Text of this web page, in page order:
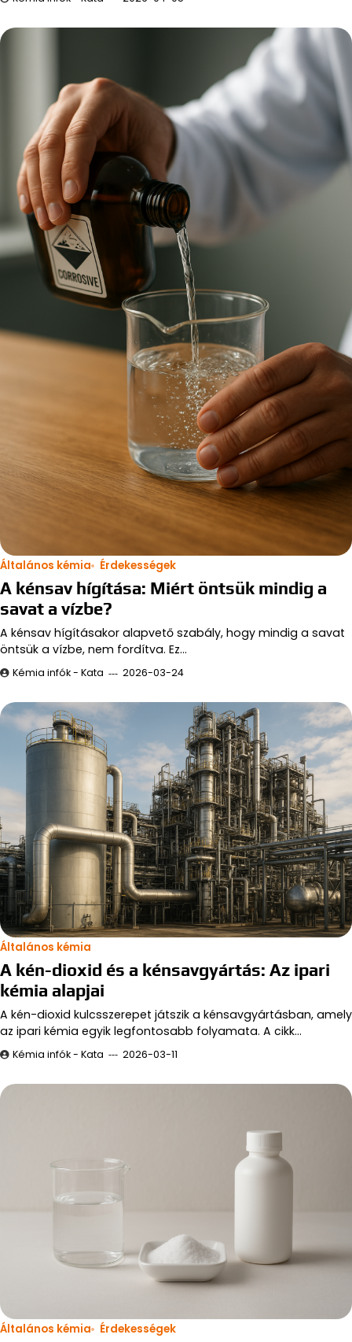
Általános kémia Érdekességek
A kénsav hígítása: Miért öntsük mindig a
savat a vízbe?
A kénsav hígításakor alapvető szabály, hogy mindig a savat
öntsük a vízbe, nem fordítva. Ez…
Kémia infók - Kata 2026-03-24
Általános kémia
A kén-dioxid és a kénsavgyártás: Az ipari
kémia alapjai
A kén-dioxid kulcsszerepet játszik a kénsavgyártásban, amely
az ipari kémia egyik legfontosabb folyamata. A cikk…
Kémia infók - Kata 2026-03-11
Általános kémia Érdekességek